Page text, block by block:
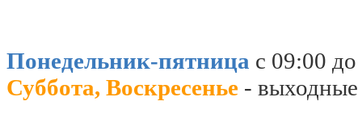
Понедельник-пятница с 09:00
Суббота, Воскресенье - выходные